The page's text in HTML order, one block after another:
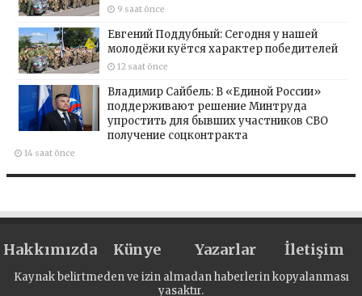
9 saat önce
Евгений Поддубный: Сегодня у нашей
молодёжи куётся характер победителей
12 saat önce
Владимир Сайбель: В «Единой России»
поддерживают решение Минтруда
упростить для бывших участников СВО
получение соцконтракта
14 saat önce
Hakkımızda Künye Yazarlar İletişim
Kaynak belirtmeden ve izin almadan haberlerin kopyalanması
yasaktır.